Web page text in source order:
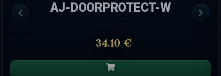
AJ-DOORPROTECT-W
34.10 €